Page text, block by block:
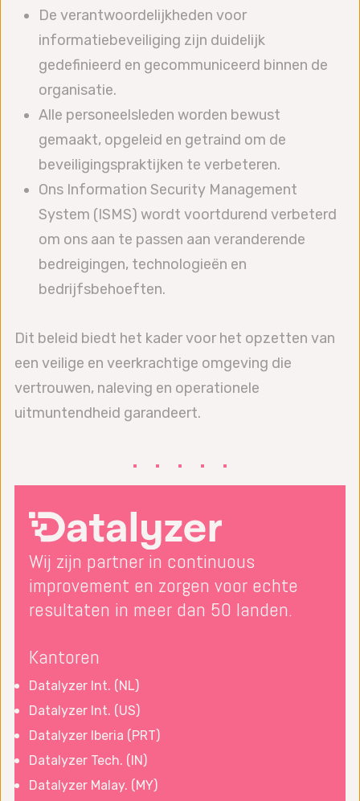
De verantwoordelijkheden voor
informatiebeveiliging zijn duidelijk
gedefinieerd en gecommuniceerd binnen de
organisatie.
Alle personeelsleden worden bewust
gemaakt, opgeleid en getraind om de
beveiligingspraktijken te verbeteren.
Ons Information Security Management
System (ISMS) wordt voortdurend verbeterd
om ons aan te passen aan veranderende
bedreigingen, technologieën en
bedrijfsbehoeften.
Dit beleid biedt het kader voor het opzetten van
een veilige en veerkrachtige omgeving die
vertrouwen, naleving en operationele
uitmuntendheid garandeert.
Wij zijn partner in continuous
improvement en zorgen voor echte
resultaten in meer dan 50 landen.
Kantoren
Datalyzer Int. (NL)
Datalyzer Int. (US)
Datalyzer Iberia (PRT)
Datalyzer Tech. (IN)
Datalyzer Malay. (MY)